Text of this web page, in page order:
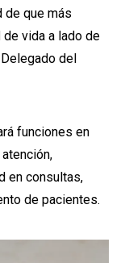
de que más
vida a lado de
del
funciones en
en consultas,
de pacientes.